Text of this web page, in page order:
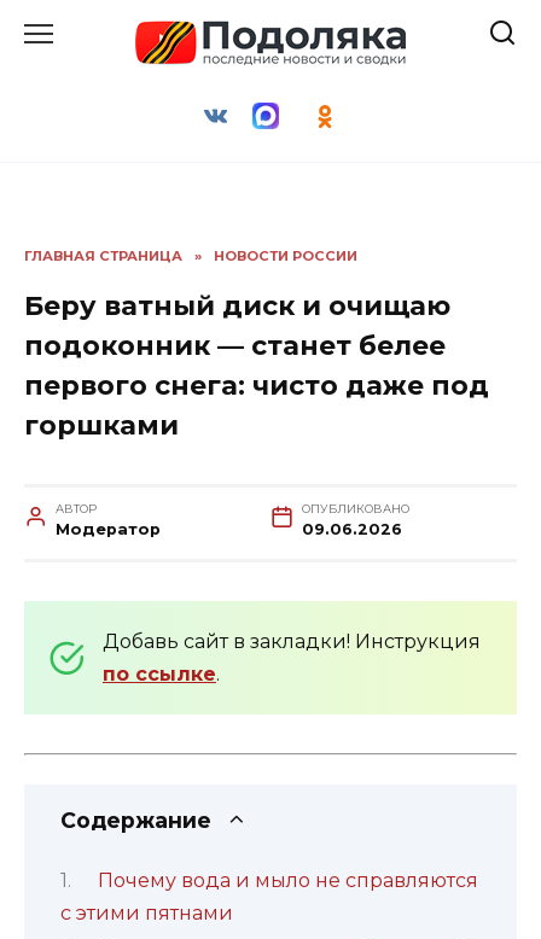
ГЛАВНАЯ СТРАНИЦА » НОВОСТИ РОССИИ
Беру ватный диск и очищаю
подоконник — станет белее
первого снега: чисто даже под
горшками
АВТОР
Модератор
ОПУБЛИКОВАНО
09.06.2026
Добавь сайт в закладки! Инструкция
по ссылке.
Содержание
Почему вода и мыло не справляются
с этими пятнами